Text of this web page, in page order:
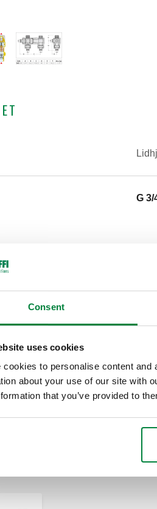
Consent
uses cookies
cookies to personalise content
about your use of our site with
that you’ve provided to
G 3/